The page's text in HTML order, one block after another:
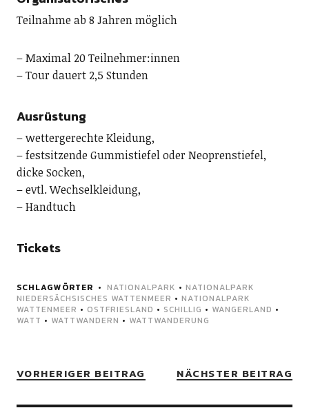
Teilnahme ab 8 Jahren möglich
– Maximal 20 Teilnehmer:innen
– Tour dauert 2,5 Stunden
Ausrüstung
– wettergerechte Kleidung,
– festsitzende Gummistiefel oder Neoprenstiefel,
dicke Socken,
– evtl. Wechselkleidung,
– Handtuch
Tickets
SCHLAGWÖRTER NATIONALPARK • NATIONALPARK
NIEDERSÄCHSISCHES WATTENMEER • NATIONALPARK
WATTENMEER • OSTFRIESLAND • SCHILLIG • WANGERLAND •
WATT • WATTWANDERN • WATTWANDERUNG
VORHERIGER BEITRAG NÄCHSTER BEITRAG